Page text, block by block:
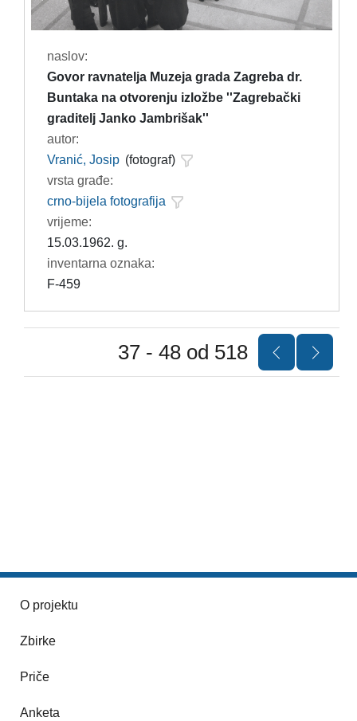
naslov:
Govor ravnatelja Muzeja grada Zagreba dr.
Buntaka na otvorenju izložbe ''Zagrebački
graditelj Janko Jambrišak''
autor:
Vranić, Josip (fotograf)
vrsta građe:
crno-bijela fotografija
vrijeme:
15.03.1962. g.
inventarna oznaka:
F-459
37 - 48 od 518
O projektu
Zbirke
Priče
Anketa